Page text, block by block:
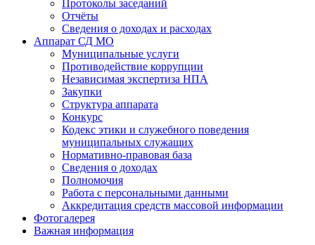
Протоколы заседаний
Отчёты
Сведения о доходах и расходах
Аппарат СД МО
Муниципальные услуги
Противодействие коррупции
Независимая экспертиза НПА
Закупки
Структура аппарата
Конкурс
Кодекс этики и служебного поведения
муниципальных служащих
Нормативно-правовая база
Сведения о доходах
Полномочия
Работа с персональными данными
Аккредитация средств массовой информации
Фотогалерея
Важная информация